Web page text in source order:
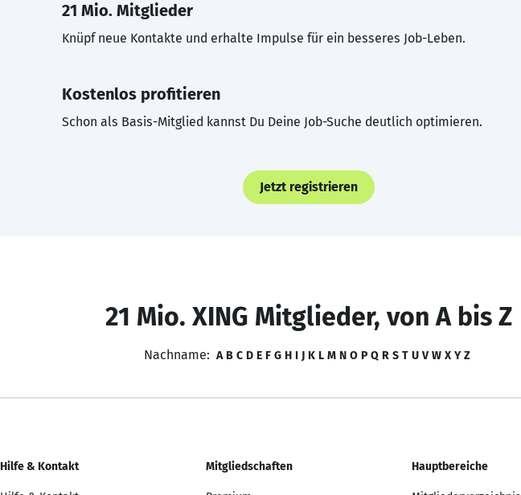
21 Mio. Mitglieder
Knüpf neue Kontakte und erhalte Impulse für ein besseres Job-Leben.
Kostenlos profitieren
Schon als Basis-Mitglied kannst Du Deine Job-Suche deutlich optimieren.
Jetzt registrieren
21 Mio. XING Mitglieder, von A bis Z
Nachname: A B C D E F G H I J K L M N O P Q R S T U V W X Y Z
Hilfe & Kontakt Mitgliedschaften Hauptbereiche